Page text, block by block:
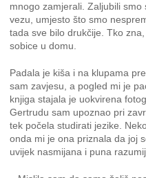
mnogo zamjerali. Zaljubili
vezu, umjesto što smo
tada sve bilo drukčije. Tko
sobice u domu.
Padala je kiša i na klupama
sam zavjesu, a pogled mi je
knjiga stajala je uokvirena
Gertrudu sam upoznao pri
tek počela studirati jezike.
onda mi je ona priznala da joj
uvijek nasmijana i puna